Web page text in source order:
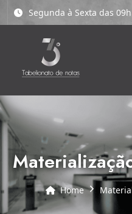
Segunda à Sexta das
Home